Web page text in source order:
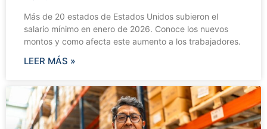
Más de 20 estados de Estados Unidos subieron el
salario mínimo en enero de 2026. Conoce los nuevos
montos y como afecta este aumento a los trabajadores.
LEER MÁS »